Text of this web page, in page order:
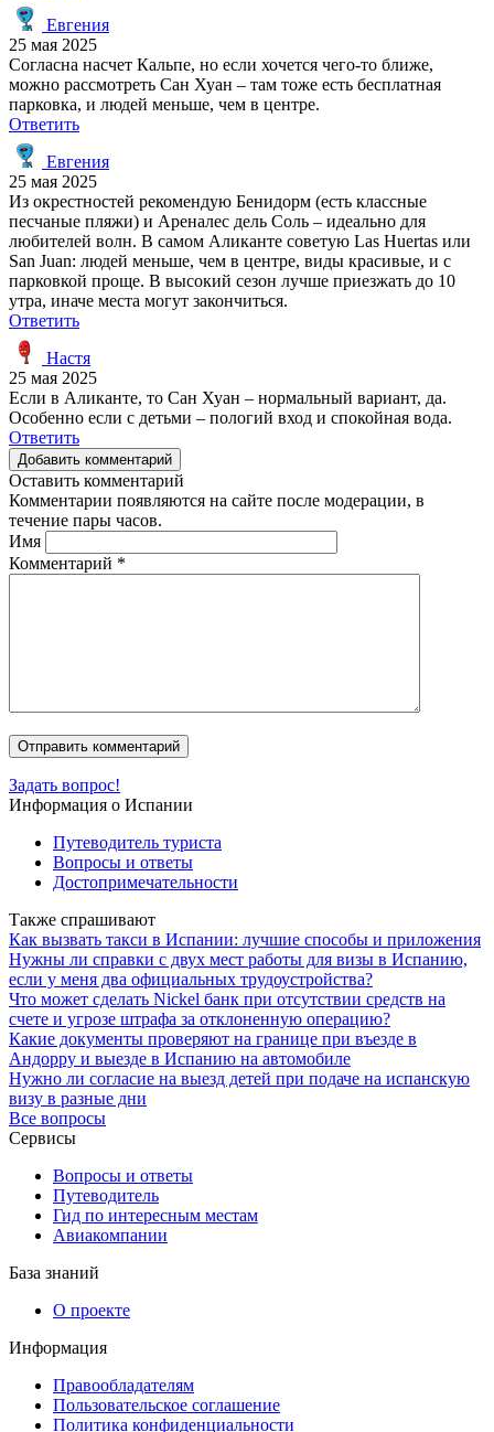
Евгения
25 мая 2025
Согласна насчет Кальпе, но если хочется чего-то ближе,
можно рассмотреть Сан Хуан – там тоже есть бесплатная
парковка, и людей меньше, чем в центре.
Ответить
Евгения
25 мая 2025
Из окрестностей рекомендую Бенидорм (есть классные
песчаные пляжи) и Ареналес дель Соль – идеально для
любителей волн. В самом Аликанте советую Las Huertas или
San Juan: людей меньше, чем в центре, виды красивые, и с
парковкой проще. В высокий сезон лучше приезжать до 10
утра, иначе места могут закончиться.
Ответить
Настя
25 мая 2025
Если в Аликанте, то Сан Хуан – нормальный вариант, да.
Особенно если с детьми – пологий вход и спокойная вода.
Ответить
Добавить комментарий
Оставить комментарий
Комментарии появляются на сайте после модерации, в
течение пары часов.
Имя
Комментарий *
Задать вопрос!
Информация о Испании
Путеводитель туриста
Вопросы и ответы
Достопримечательности
Также спрашивают
Как вызвать такси в Испании: лучшие способы и приложения
Нужны ли справки с двух мест работы для визы в Испанию,
если у меня два официальных трудоустройства?
Что может сделать Nickel банк при отсутствии средств на
счете и угрозе штрафа за отклоненную операцию?
Какие документы проверяют на границе при въезде в
Андорру и выезде в Испанию на автомобиле
Нужно ли согласие на выезд детей при подаче на испанскую
визу в разные дни
Все вопросы
Сервисы
Вопросы и ответы
Путеводитель
Гид по интересным местам
Авиакомпании
База знаний
О проекте
Информация
Правообладателям
Пользовательское соглашение
Политика конфиденциальности